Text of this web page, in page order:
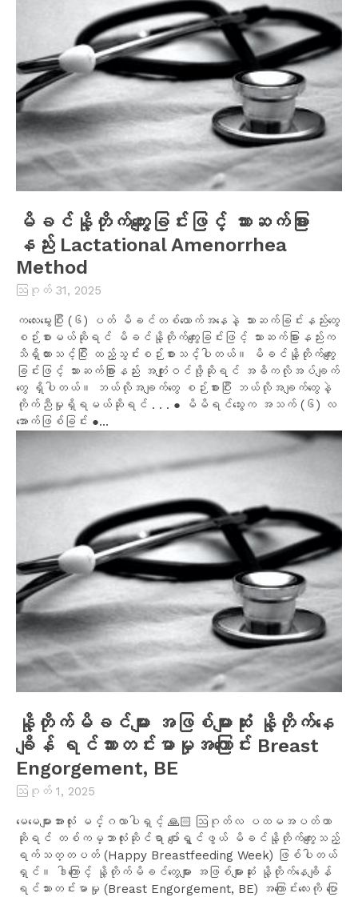
မိခင်နို့တိုက်ကျွေးခြင်းဖြင့် သားဆက်ခြား
နည်း Lactational Amenorrhea
Method
ဩဂုတ် 31, 2025
ကလေးမွေးပြီး (၆) ပတ် မိခင်တစ်ယောက်အနေနဲ့ သားဆက်ခြင်းနည်းတွေ
စဉ်းစားမယ်ဆိုရင် မိခင်နို့တိုက်ကျွေးခြင်းဖြင့် သားဆက်ခြားနည်းက
သိရှိထားသင့်ပြီး ထည့်သွင်းစဉ်းစားသင့်ပါတယ်။ မိခင်နို့တိုက်ကျွေး
ခြင်းဖြင့် သားဆက်ခြားနည်း အကျုံးဝင်ဖို့ဆိုရင် အဓိကလိုအပ်ချက်
တွေ ရှိပါတယ်။ ဘယ်လိုအချက်တွေ စဉ်းစားပြီး ဘယ်လိုအချက်တွေနဲ့
ကိုက်ညီမှုရှိရမယ်ဆိုရင် . . . ● မိမိရင်သွေးက အသက် (၆) လ
အောက်ဖြစ်ခြင်း ●...
နို့တိုက်မိခင်များ အဖြစ်များဆုံး နို့တိုက်နေ
ချိန် ရင်သားတင်းမာမှုအကြောင်း Breast
Engorgement, BE
ဩဂုတ် 1, 2025
မေမေများအားလုံး မင်္ဂလာပါရှင့် 🙏🏻 ဩဂုတ်လ ပထမအပတ်ဟာ
ဆိုရင် တစ်ကမ္ဘာလုံးဆိုင်ရာ ပျော်ရွှင်ဖွယ် မိခင်နို့တိုက်ကျွေးသည့်
ရက်သတ္တပတ် (Happy Breastfeeding Week) ဖြစ်ပါတယ်
ရှင်။ ဒါကြောင့် နို့တိုက်မိခင်တွေများ အဖြစ်များဆုံး နို့တိုက်နေချိန်
ရင်သားတင်းမာမှု (Breast Engorgement, BE) အကြောင်းလေးကို ပြော